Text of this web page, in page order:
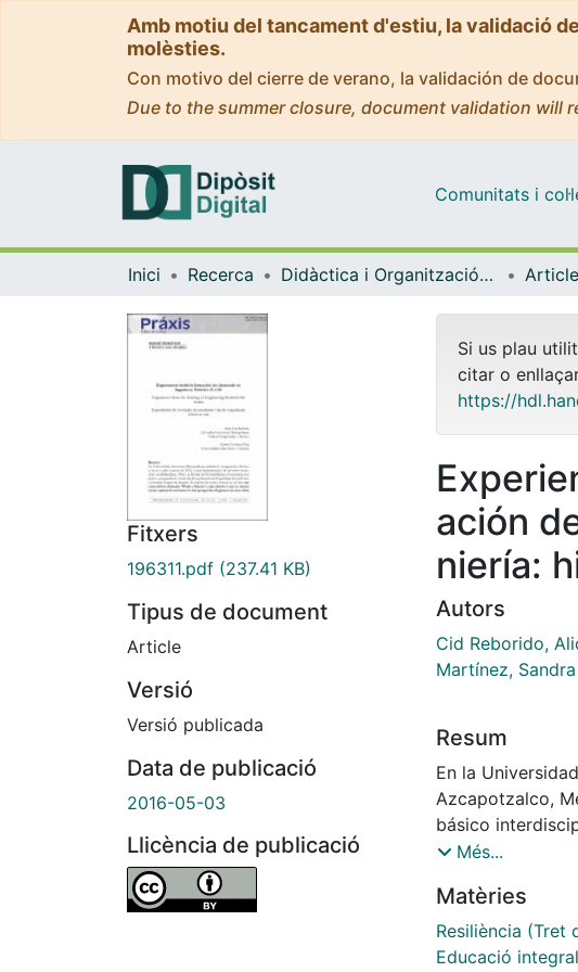
Amb motiu del tancament d'estiu, la validació
molèsties.
Con motivo del cierre de verano, la validación de
Due to the summer closure, document validation will
Comunitats i
Inici Recerca Didàctica i Organització Educativa
Fitxers
196311.pdf (237.41 KB)
Tipus de document
Article
Versió
Versió publicada
Data de publicació
2016-05-03
Llicència de publicació
Si us plau
citar o
https://
ación
niería:
Autors
Cid Reborido,
Martínez, Sandra
Resum
En la
Azcapotzalco,
básico
División de
de ingeniería,
integral de los
básico, se
Més...
Matèries
Resiliència (Tret
Educació integral